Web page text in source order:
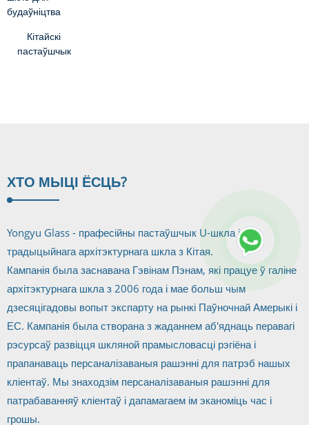
Кітайскі
пастаўшчык
ХТО МЫЦІ ЁСЦЬ?
Yongyu Glass - прафесійны пастаўшчык U-шкла і
традыцыйнага архітэктурнага шкла з Кітая.
Кампанія была заснавана Гэвінам Пэнам, які працуе ў галіне
архітэктурнага шкла з 2006 года і мае больш чым
дзесяцігадовы вопыт экспарту на рынкі Паўночнай Амерыкі і
ЕС. Кампанія была створана з жаданнем аб'яднаць перавагі
рэсурсаў развіцця шкляной прамысловасці рэгіёна і
прапанаваць персаналізаваныя рашэнні для патрэб нашых
кліентаў. Мы знаходзім персаналізаваныя рашэнні для
патрабаванняў кліентаў і дапамагаем ім эканоміць час і
грошы.